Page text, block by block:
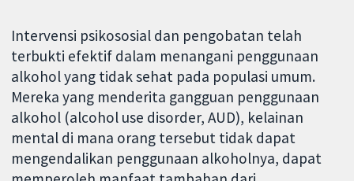
Intervensi psikososial dan pengobatan telah
terbukti efektif dalam menangani penggunaan
alkohol yang tidak sehat pada populasi umum.
Mereka yang menderita gangguan penggunaan
alkohol (alcohol use disorder, AUD), kelainan
mental di mana orang tersebut tidak dapat
mengendalikan penggunaan alkoholnya, dapat